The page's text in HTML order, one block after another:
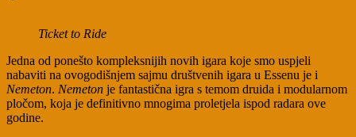
Ticket to Ride
Jedna od ponešto kompleksnijih novih igara koje smo uspjeli
nabaviti na ovogodišnjem sajmu društvenih igara u Essenu je i
Nemeton. Nemeton je fantastična igra s temom druida i modularnom
pločom, koja je definitivno mnogima proletjela ispod radara ove
godine.